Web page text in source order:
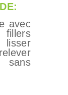
avec
fillers
lisser
sans